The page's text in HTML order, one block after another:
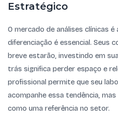
Estratégico
O mercado de análises clínicas
diferenciação é essencial. Seus
breve estarão, investindo em
trás significa perder espaço e
profissional permite que seu
acompanhe essa tendência,
como uma referência no setor.